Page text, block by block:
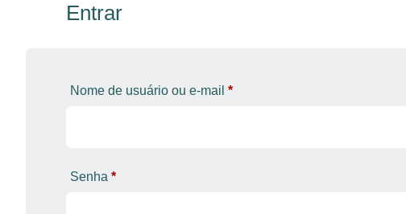
Entrar
Nome de usuário ou e-mail *
Senha *